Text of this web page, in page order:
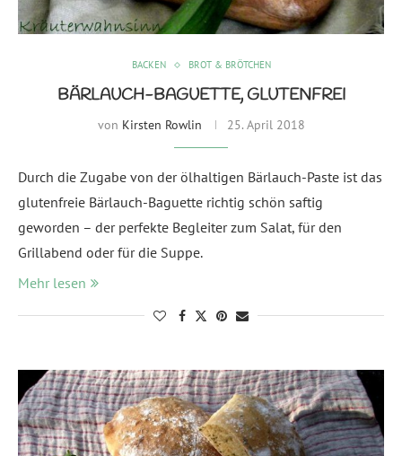
BACKEN BROT & BRÖTCHEN
BÄRLAUCH-BAGUETTE, GLUTENFREI
von Kirsten Rowlin 25. April 2018
Durch die Zugabe von der ölhaltigen Bärlauch-Paste ist das
glutenfreie Bärlauch-Baguette richtig schön saftig
geworden – der perfekte Begleiter zum Salat, für den
Grillabend oder für die Suppe.
Mehr lesen